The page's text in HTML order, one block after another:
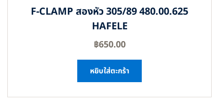
F-CLAMP สองหัว 305/89 480.00.625
HAFELE
฿650.00
หยิบใส่ตะกร้า